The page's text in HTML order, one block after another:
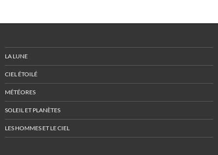
LA LUNE
CIEL ÉTOILÉ
MÉTÉORES
SOLEIL ET PLANÈTES
LES HOMMES ET LE CIEL